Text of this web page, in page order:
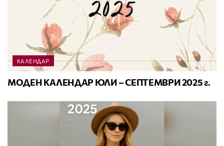
КАЛЕНДАР
МОДЕН КАЛЕНДАР ЮЛИ – СЕПТЕМВРИ 2025 г.